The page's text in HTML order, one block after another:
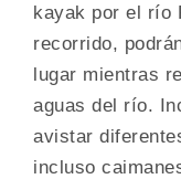
kayak por el río
recorrido,
lugar mientras
aguas del río.
avistar
incluso